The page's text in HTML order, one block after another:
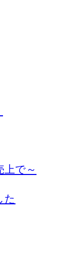
で～
た